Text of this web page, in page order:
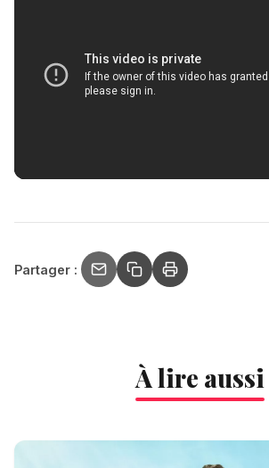
Partager :
À lire aussi